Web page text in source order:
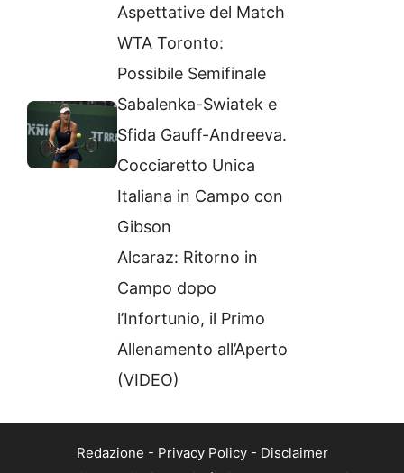
Aspettative del Match
WTA Toronto:
Possibile Semifinale
Sabalenka-Swiatek e
Sfida Gauff-Andreeva.
Cocciaretto Unica
Italiana in Campo con
Gibson
Alcaraz: Ritorno in
Campo dopo
l’Infortunio, il Primo
Allenamento all’Aperto
(VIDEO)
Redazione - Privacy Policy- Disclaimer